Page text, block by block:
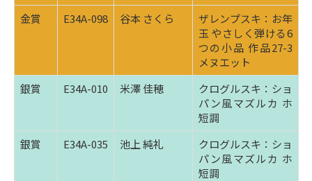
金賞
E34A-098 谷本 さくら
ザレンプスキ：お年
玉 やさしく弾ける6
つの小品 作品27-3
メヌエット
銀賞
E34A-010 米澤 佳穂
クログルスキ：ショ
パン風マズルカ ホ
短調
銀賞
E34A-035 池上 純礼
クログルスキ：ショ
パン風マズルカ ホ
短調